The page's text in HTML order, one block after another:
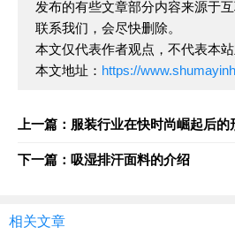
发布的有些文章部分内容来源于
联系我们，会尽快删除。
本文仅代表作者观点，不代表本站
本文地址： https://
上一篇：服装行业在快时尚崛起后的
下一篇：吸湿排汗面料的介绍
相关文章